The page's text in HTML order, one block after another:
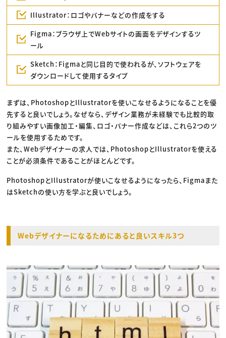
Illustrator：ロゴやバナーなどの作成をする
Figma：ブラウザ上でWebサイトの画面をデザインするツ
ール
Sketch：Figmaと同じ目的で使われるが、ソフトウェアを
ダウンロードして使用するタイプ
まずは、PhotoshopとIllustratorを使いこなせるようになることを優
先すると良いでしょう。なぜなら、デザイン業務が未経験でも比較的取
り組みやすい画像加工・編集、ロゴ・バナー作成などは、これら2つのツ
ールを使用するためです。
また、Webデザイナーの求人では、PhotoshopとIllustratorを使える
ことが必須条件であることがほとんどです。
PhotoshopとIllustratorが使いこなせるようになったら、Figmaまた
はSketchの使い方を学ぶと良いでしょう。
Webデザイナーになるためにあると良いスキル3つ